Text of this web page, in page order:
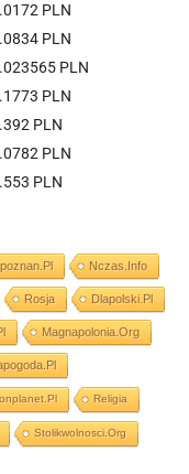
PLN
PLN
PLN
PLN
PLN
PLN
PLN
Nczas.info
Rosja Dlapolski.pl
Magnapolonia.org
Religia
Stolikwolnosci.org